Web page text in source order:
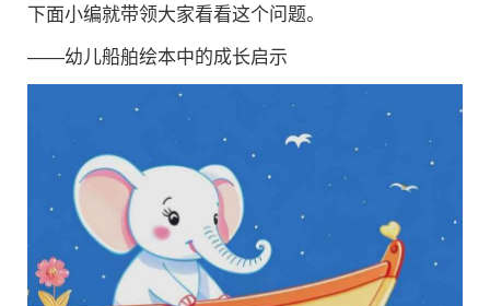
下面小编就带领大家看看这个问题。
——幼儿船舶绘本中的成长启示